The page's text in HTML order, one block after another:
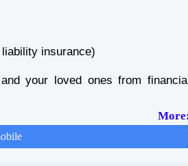
insurance)
your loved ones from